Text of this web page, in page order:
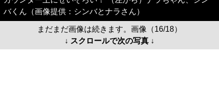
バくん（画像提供：シンバとナラさん）
まだまだ画像は続きます。画像（16/18）
↓ スクロールで次の写真 ↓